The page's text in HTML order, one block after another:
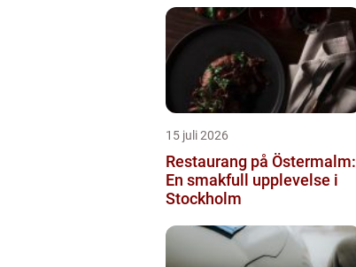
15 juli 2026
Restaurang på Östermalm:
En smakfull upplevelse i
Stockholm